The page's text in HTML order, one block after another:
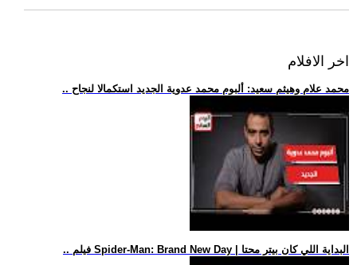
اخر الافلام
.. محمد علام وهيثم سعيد: ألبوم محمد عدوية الجديد استكمالا لنجاح
.. فيلم Spider-Man: Brand New Day | البداية اللي كان بيتر محتا